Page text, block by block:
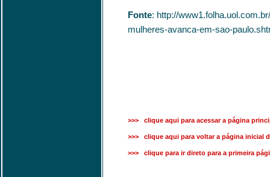
Fonte: http://
mulheres-avanca-em-sao-
>>> clique aqui para acessar a página
>>> clique aqui para voltar a página inicial
>>> clique para ir direto para a primeira